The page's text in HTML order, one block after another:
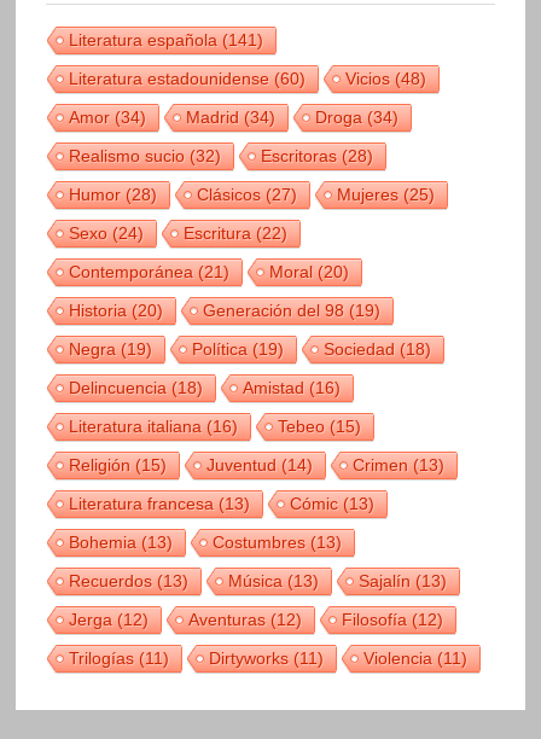
Literatura española(141)
Literatura estadounidense(60) Vicios(48)
Amor(34) Madrid(34) Droga(34)
Realismo sucio(32) Escritoras(28)
Humor(28) Clásicos(27) Mujeres(25)
Sexo(24) Escritura(22)
Contemporánea(21) Moral(20)
Historia(20) Generación del 98(19)
Negra(19) Política(19) Sociedad(18)
Delincuencia(18) Amistad(16)
Literatura italiana(16) Tebeo(15)
Religión(15) Juventud(14) Crimen(13)
Literatura francesa(13) Cómic(13)
Bohemia(13) Costumbres(13)
Recuerdos(13) Música(13) Sajalín(13)
Jerga(12) Aventuras(12) Filosofía(12)
Trilogías(11) Dirtyworks(11) Violencia(11)